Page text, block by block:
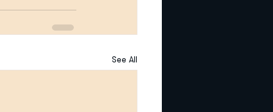
See All